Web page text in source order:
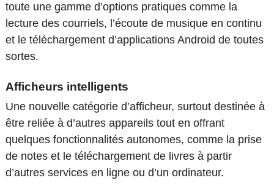
toute une gamme d’options pratiques comme la
lecture des courriels, l’écoute de musique en continu
et le téléchargement d’applications Android de toutes
sortes.
Afficheurs intelligents
Une nouvelle catégorie d’afficheur, surtout destinée à
être reliée à d’autres appareils tout en offrant
quelques fonctionnalités autonomes, comme la prise
de notes et le téléchargement de livres à partir
d’autres services en ligne ou d’un ordinateur.